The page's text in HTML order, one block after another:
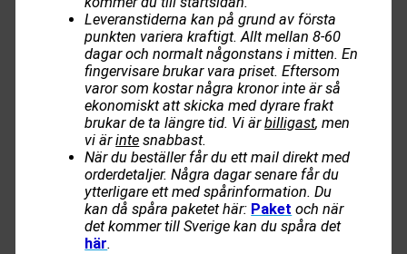
Leveranstiderna kan på grund av första
punkten variera kraftigt. Allt mellan 8-60
dagar och normalt någonstans i mitten. En
fingervisare brukar vara priset. Eftersom
varor som kostar några kronor inte är så
ekonomiskt att skicka med dyrare frakt
brukar de ta längre tid. Vi ärbilligast, men
vi ärinte snabbast.
När du beställer får du ett mail direkt med
orderdetaljer. Några dagar senare får du
ytterligare ett med spårinformation. Du
kan då spåra paketet här: Paket och när
det kommer till Sverige kan du spåra det
här.